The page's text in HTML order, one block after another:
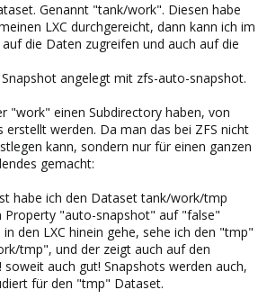
Genannt "tank/work". Diesen habe
LXC durchgereicht, dann kann ich im
die Daten zugreifen und auch auf die
angelegt mit zfs-auto-snapshot.
"work" einen Subdirectory haben, von
erstellt werden. Da man das bei ZFS nicht
kann, sondern nur für einen ganzen
gemacht:
habe ich den Dataset tank/work/tmp
Property "auto-snapshot" auf "false"
den LXC hinein gehe, sehe ich den "tmp"
tmp", und der zeigt auch auf den
soweit auch gut! Snapshots werden auch,
für den "tmp" Dataset.